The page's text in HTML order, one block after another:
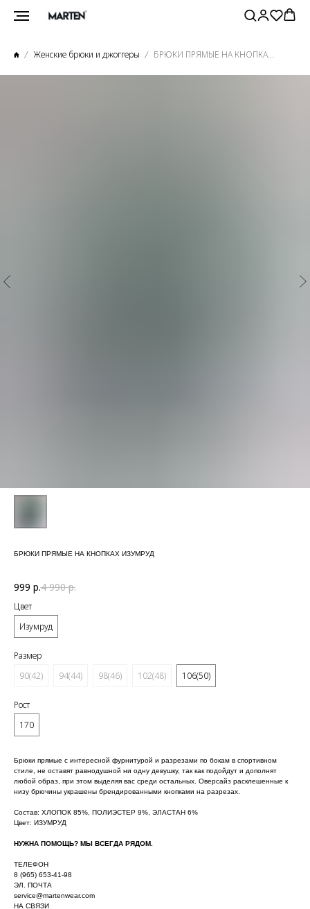
Женские брюки и джоггеры БРЮКИ ПРЯМЫЕ НА КНОПКАХ ИЗУМРУД
БРЮКИ ПРЯМЫЕ НА КНОПКАХ ИЗУМРУД
999 р.4 990 р.
Цвет
Изумруд
Размер
90(42)
94(44) 98(46) 102(48) 106(50)
Рост
170
Брюки прямые с интересной фурнитурой и разрезами по бокам в спортивном
стиле, не оставят равнодушной ни одну девушку, так как подойдут и дополнят
любой образ, при этом выделяя вас среди остальных. Оверсайз расклешенные к
низу брючины украшены брендированными кнопками на разрезах.
Состав: ХЛОПОК 85%, ПОЛИЭСТЕР 9%, ЭЛАСТАН 6%
Цвет: ИЗУМРУД
НУЖНА ПОМОЩЬ? МЫ ВСЕГДА РЯДОМ.
ТЕЛЕФОН
8 (965) 653-41-98
ЭЛ. ПОЧТА
service@martenwear.com
НА СВЯЗИ